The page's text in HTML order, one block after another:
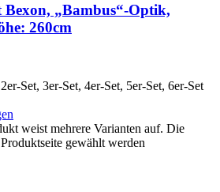
Bexon, „Bambus“-Optik,
260cm
Set, 3er-Set, 4er-Set, 5er-Set, 6er-Set
weist mehrere Varianten auf. Die
gewählt werden